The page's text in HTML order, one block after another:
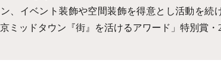
、イベント装飾や空間装飾を得意とし活動を続
ミッドタウン『街』を活けるアワード」特別賞